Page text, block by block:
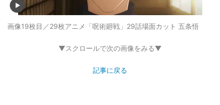
画像19枚目／29枚アニメ「呪術廻戦」29話場面カット 五条悟
▼スクロールで次の画像をみる▼
記事に戻る